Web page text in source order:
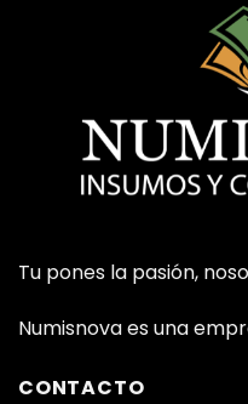
Tu pones la pasión,
Numisnova es una
CONTACTO